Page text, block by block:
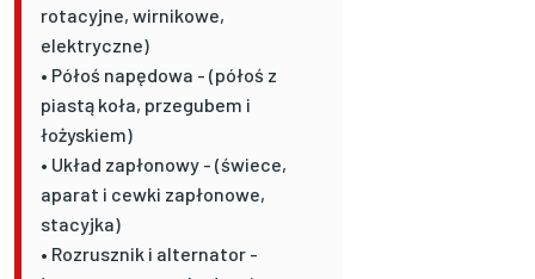
rotacyjne, wirnikowe,
elektryczne)
• Półoś napędowa - (półoś z
piastą koła, przegubem i
łożyskiem)
• Układ zapłonowy - (świece,
aparat i cewki zapłonowe,
stacyjka)
• Rozrusznik i alternator -